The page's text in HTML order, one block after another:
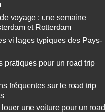
voyage : une semaine
et Rotterdam
villages typiques des Pays-
pratiques pour un road trip
fréquentes sur le road trip
louer une voiture pour un road